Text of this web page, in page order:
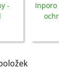
-
Inporo